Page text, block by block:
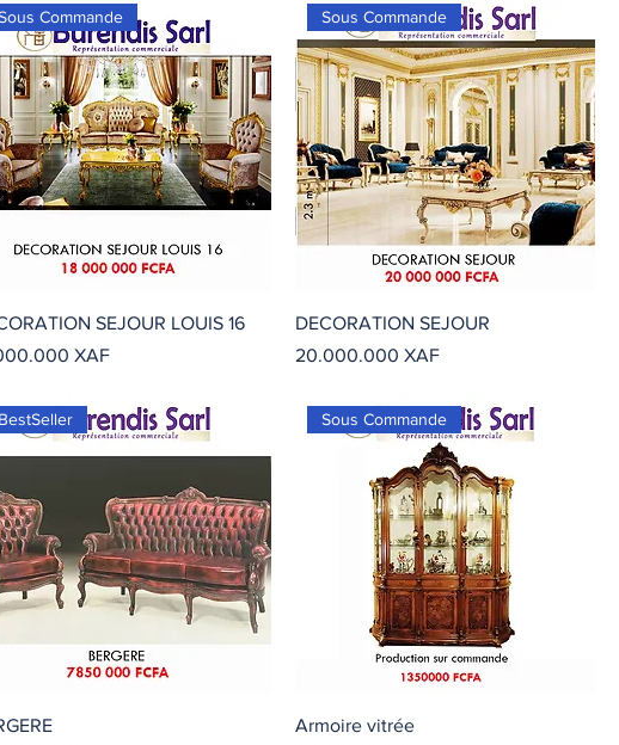
Commande
SEJOUR LOUIS 16
XAF
Sous Commande
DECORATION SEJOUR
Precio
20.000.000 XAF
BestSeller Sous Commande
Armoire vitrée